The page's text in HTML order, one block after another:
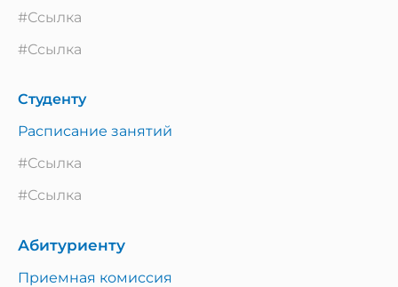
#Ссылка
#Ссылка
Студенту
Расписание занятий
#Ссылка
#Ссылка
Абитуриенту
Приемная комиссия